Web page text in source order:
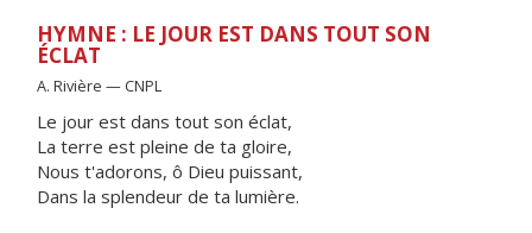
HYMNE : LE JOUR EST DANS TOUT SON
ÉCLAT
A. Rivière — CNPL
Le jour est dans tout son éclat,
La terre est pleine de ta gloire,
Nous t'adorons, ô Dieu puissant,
Dans la splendeur de ta lumière.